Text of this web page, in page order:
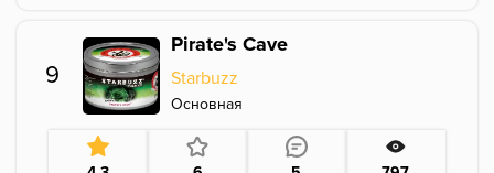
на 3 25-х.
На запах - что то мультифруктовое.
При покуре ощущения смешанные,но скорее
положительные.
Берём сок мультифрукт, из тех что подешевле, такой
разбавленный водой. И добавляем туда
цветочность. Это в меру сладко и вполне себе
9
Pirate's Cave
Starbuzz
Основная